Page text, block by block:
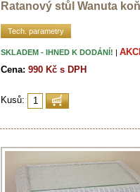
Ratanový stůl Wanuta
Tech. parametry
SKLADEM - IHNED K DODÁNÍ! |
Cena: 990 Kč s DPH
Kusů: